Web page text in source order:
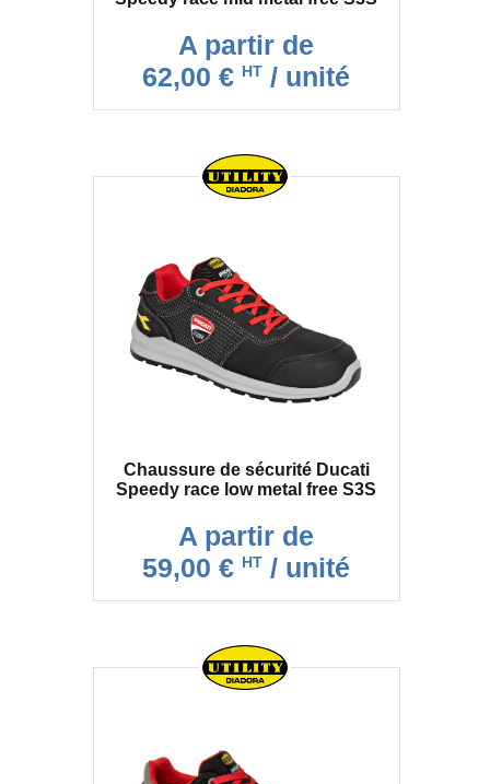
A partir de
62,00 € HT / unité
Chaussure de sécurité Ducati
Speedy race low metal free S3S
A partir de
59,00 € HT / unité